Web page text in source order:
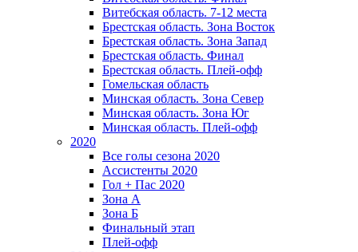
Витебская область. 7-12 места
Брестская область. Зона Восток
Брестская область. Зона Запад
Брестская область. Финал
Брестская область. Плей-офф
Гомельская область
Минская область. Зона Север
Минская область. Зона Юг
Минская область. Плей-офф
2020
Все голы сезона 2020
Ассистенты 2020
Гол + Пас 2020
Зона А
Зона Б
Финальный этап
Плей-офф